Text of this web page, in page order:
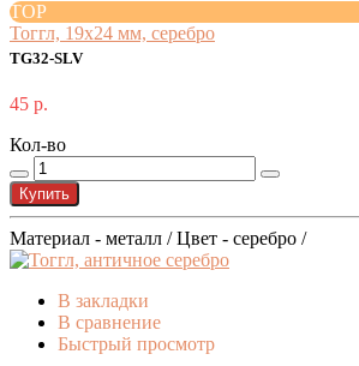
TOP
Тоггл, 19х24 мм, серебро
TG32-SLV
45 р.
Кол-во
Купить
Материал - металл / Цвет - серебро /
В закладки
В сравнение
Быстрый просмотр